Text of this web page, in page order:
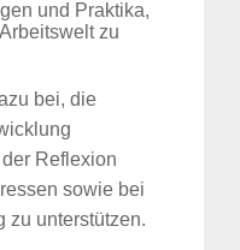
und Praktika,
zu
bei, die
Reflexion
sowie bei
zu unterstützen.